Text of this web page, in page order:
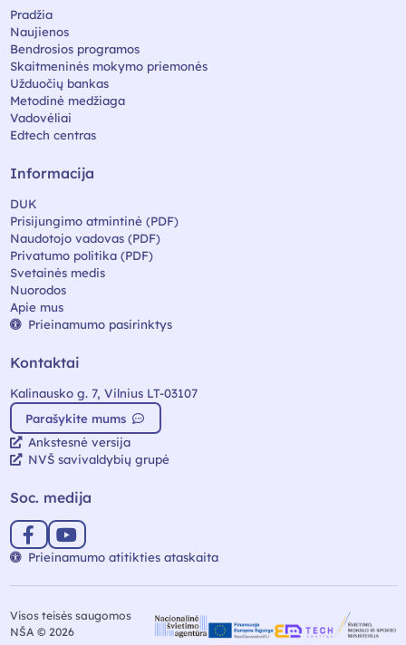
Pradžia
Naujienos
Bendrosios programos
Skaitmeninės mokymo priemonės
Užduočių bankas
Metodinė medžiaga
Vadovėliai
Edtech centras
Informacija
DUK
Prisijungimo atmintinė (PDF)
Naudotojo vadovas (PDF)
Privatumo politika (PDF)
Svetainės medis
Nuorodos
Apie mus
Prieinamumo pasirinktys
Kontaktai
Kalinausko g. 7, Vilnius LT-03107
Parašykite mums
Ankstesnė versija
NVŠ savivaldybių grupė
Soc. medija
Prieinamumo atitikties ataskaita
Visos teisės saugomos
NŠA © 2026